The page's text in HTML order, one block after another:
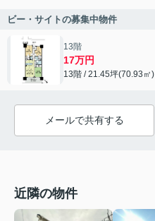
ビー・サイトの募集中物件
13階
17万円
13階 / 21.45坪(70.93㎡)
メールで共有する
近隣の物件